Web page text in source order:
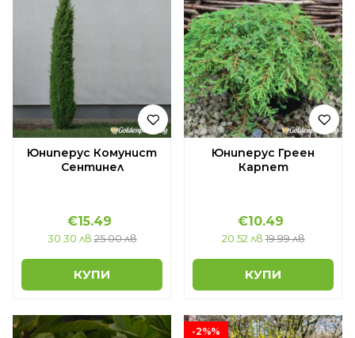
Юниперус Комунист
Сентинел
€15.49
30.30 лв 25.00 лв
КУПИ
Юниперус Греен
Карпет
€10.49
20.52 лв 19.99 лв
КУПИ
-2%%